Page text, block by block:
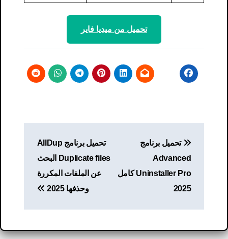
تحميل من ميديا ​​فاير
المقالات
تحميل برنامج
Advanced
Uninstaller Pro كامل
2025
تحميل برنامج AllDup
Duplicate files البحث
عن الملفات المكررة
وحذفها 2025